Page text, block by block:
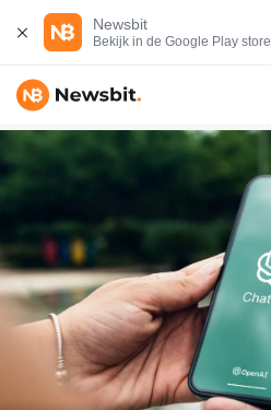
Newsbit
Bekijk in de Google Play store